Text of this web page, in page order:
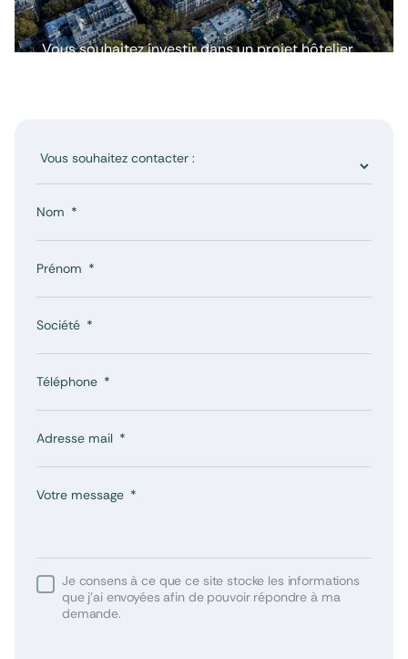
Vous souhaitez investir dans un projet hôtelier
Nom
Prénom
Société
Téléphone
Adresse mail
Votre message
Je consens à ce que ce site stocke les informations
que j’ai envoyées afin de pouvoir répondre à ma
demande.